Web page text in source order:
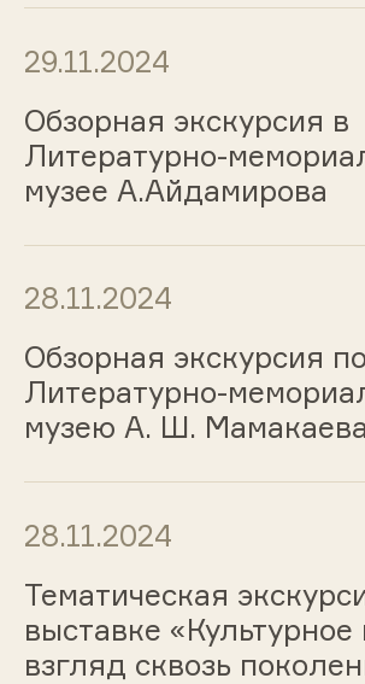
29.11.2024
Обзорная экскурсия в
Литературно-
музее А.Айдамирова
28.11.2024
Обзорная экскурсия по
Литературно-
музею А. Ш. Мамакаева
28.11.2024
Тематическая
выставке
взгляд сквозь